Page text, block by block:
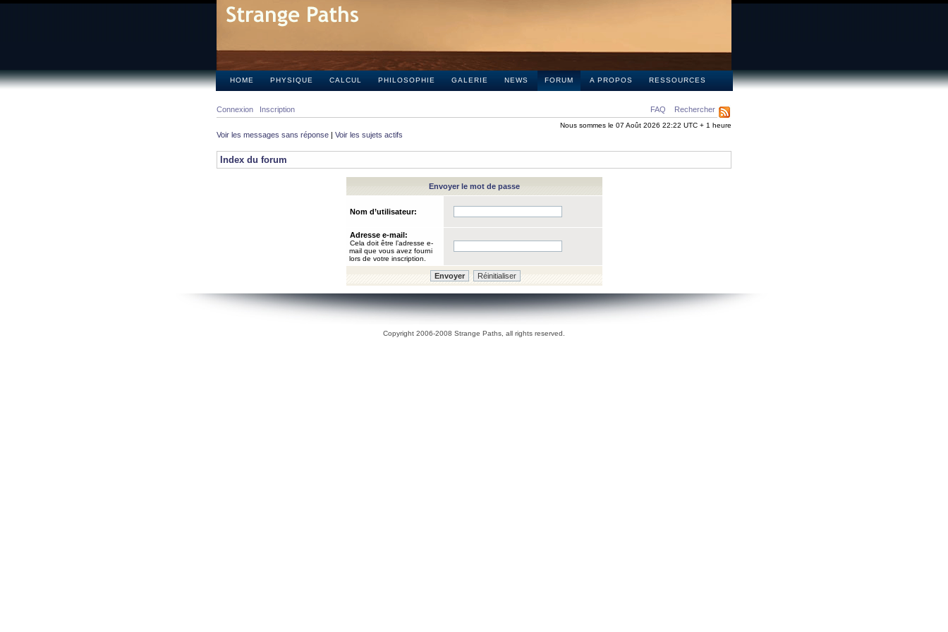
HOME PHYSIQUE CALCUL PHILOSOPHIE GALERIE NEWS FORUM A PROPOS RESSOURCES
FAQ Rechercher
Connexion Inscription
Nous sommes le 07 Août 2026 22:22 UTC + 1 heure
Voir les messages sans réponse | Voir les sujets actifs
Index du forum
Envoyer le mot de passe
Nom d’utilisateur:
Adresse e-mail:
Cela doit être l’adresse e-
mail que vous avez fourni
lors de votre inscription.
Copyright 2006-2008 Strange Paths, all rights reserved.